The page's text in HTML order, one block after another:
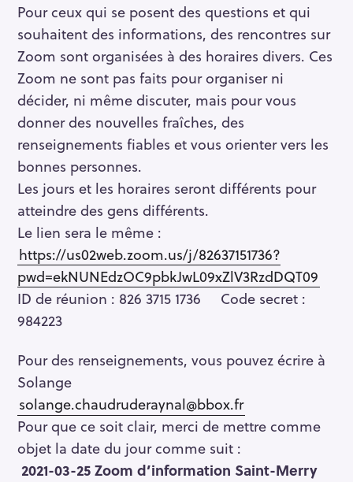
Pour ceux qui se posent des questions et qui
souhaitent des informations, des rencontres sur
Zoom sont organisées à des horaires divers. Ces
Zoom ne sont pas faits pour organiser ni
décider, ni même discuter, mais pour vous
donner des nouvelles fraîches, des
renseignements fiables et vous orienter vers les
bonnes personnes.
Les jours et les horaires seront différents pour
atteindre des gens différents.
Le lien sera le même :
https://us02web.zoom.us/j/82637151736?
pwd=ekNUNEdzOC9pbkJwL09xZlV3RzdDQT09
ID de réunion : 826 3715 1736 Code secret :
984223
Pour des renseignements, vous pouvez écrire à
Solange
solange.chaudruderaynal@bbox.fr
Pour que ce soit clair, merci de mettre comme
objet la date du jour comme suit :
2021-03-25 Zoom d’information Saint-Merry